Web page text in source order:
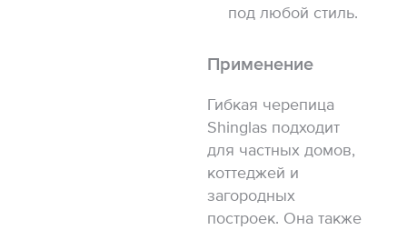
под любой стиль.
Применение
Гибкая черепица
Shinglas подходит
для частных домов,
коттеджей и
загородных
построек. Она также